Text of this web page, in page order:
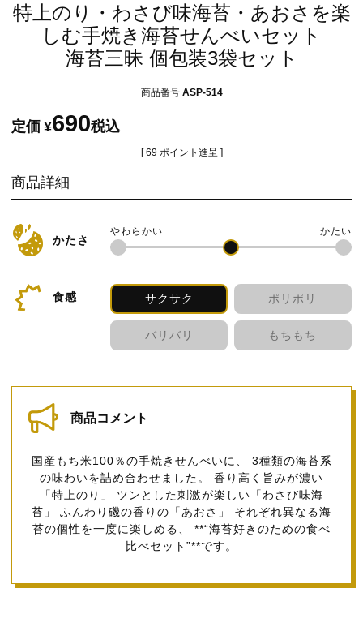
特上のり・わさび味海苔・あおさを楽
しむ手焼き海苔せんべいセット
海苔三昧 個包装3袋セット
商品番号 ASP-514
定価 ¥690税込
[ 69 ポイント進呈 ]
商品詳細
かたさ
食感 サクサク ポリポリ
バリバリ もちもち
商品コメント
国産もち米100％の手焼きせんべいに、 3種類の海苔系
の味わいを詰め合わせました。 香り高く旨みが濃い
「特上のり」 ツンとした刺激が楽しい「わさび味海
苔」 ふんわり磯の香りの「あおさ」 それぞれ異なる海
苔の個性を一度に楽しめる、 **“海苔好きのための食べ
比べセット”**です。